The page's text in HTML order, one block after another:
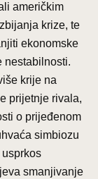
američkim
krize, te
ekonomske
nestabilnosti.
krije na
prijetnje rivala,
o prijeđenom
simbiozu
smanjivanje